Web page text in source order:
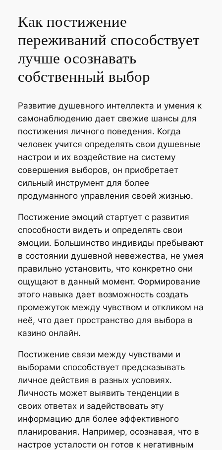
Как постижение
переживаний способствует
лучше осознавать
собственный выбор
Развитие душевного интеллекта и умения к
самонаблюдению дает свежие шансы для
постижения личного поведения. Когда
человек учится определять свои душевные
настрои и их воздействие на систему
совершения выборов, он приобретает
сильный инструмент для более
продуманного управления своей жизнью.
Постижение эмоций стартует с развития
способности видеть и определять свои
эмоции. Большинство индивиды пребывают
в состоянии душевной невежества, не умея
правильно установить, что конкретно они
ощущают в данный момент. Формирование
этого навыка дает возможность создать
промежуток между чувством и откликом на
неё, что дает пространство для выбора в
казино онлайн.
Постижение связи между чувствами и
выборами способствует предсказывать
личное действия в разных условиях.
Личность может выявить тенденции в
своих ответах и задействовать эту
информацию для более эффективного
планирования. Например, осознавая, что в
настрое усталости он готов к негативным